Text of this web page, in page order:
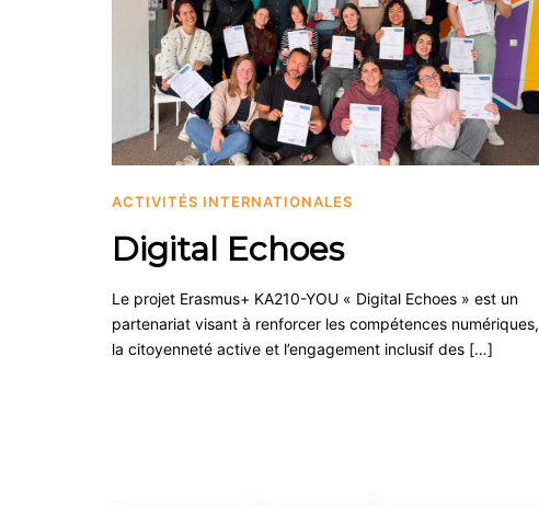
ACTIVITÉS INTERNATIONALES
Digital Echoes
Le projet Erasmus+ KA210-YOU « Digital Echoes » est un
partenariat visant à renforcer les compétences numériques,
la citoyenneté active et l’engagement inclusif des […]